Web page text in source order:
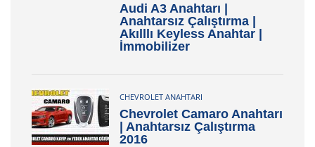
Audi A3 Anahtarı |
Anahtarsız Çalıştırma |
Akılllı Keyless Anahtar |
İmmobilizer
CHEVROLET ANAHTARI
Chevrolet Camaro Anahtarı
| Anahtarsız Çalıştırma
2016